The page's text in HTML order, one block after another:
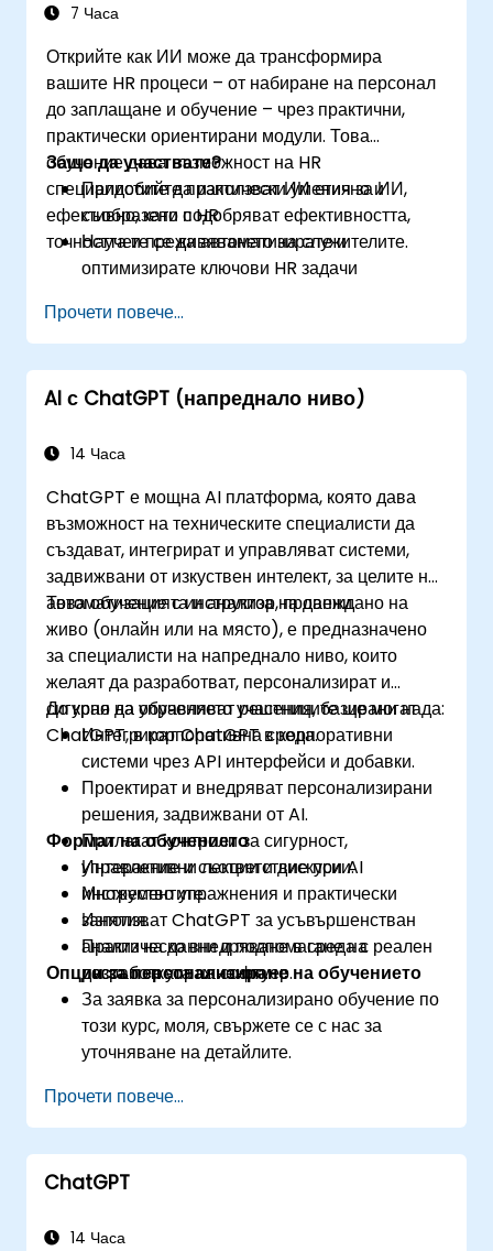
7 Часа
Открийте как ИИ може да трансформира
вашите HR процеси – от набиране на персонал
до заплащане и обучение – чрез практични,
практически ориентирани модули. Това
обучение дава възможност на HR
специалистите да използват ИИ етично и
ефективно, като подобряват ефективността,
точността и преживяването на служителите.
Защо да участвате?
Придобийте практически умения за ИИ,
съобразени с HR
Научете се да автоматизирате и
оптимизирате ключови HR задачи
управлението на риска
Подгответе вашата HR функция за
бъдещето
Прочети повече...
AI с ChatGPT (напреднало ниво)
14 Часа
ChatGPT е мощна AI платформа, която дава
възможност на техническите специалисти да
създават, интегрират и управляват системи,
задвижвани от изкуствен интелект, за целите на
автоматизацията и анализа на данни.
Това обучение с инструктор, провеждано на
живо (онлайн или на място), е предназначено
за специалисти на напреднало ниво, които
желаят да разработват, персонализират и
сигурно да управляват решения, базирани на
ChatGPT, в корпоративна среда.
До края на обучението участниците ще могат да:
Интегрират ChatGPT в корпоративни
системи чрез API интерфейси и добавки.
Проектират и внедряват персонализирани
решения, задвижвани от AI.
Прилагат контроли за сигурност,
управление и съответствие при AI
инструментите.
Използват ChatGPT за усъвършенстван
анализ на данни и подпомагане на
разработката на софтуер.
Формат на обучението
Интерактивни лекции и дискусии.
Множество упражнения и практически
занятия.
Практическо внедряване в среда с реален
достъп за упражнения.
Опции за персонализиране на обучението
За заявка за персонализирано обучение по
този курс, моля, свържете се с нас за
уточняване на детайлите.
Прочети повече...
ChatGPT
14 Часа